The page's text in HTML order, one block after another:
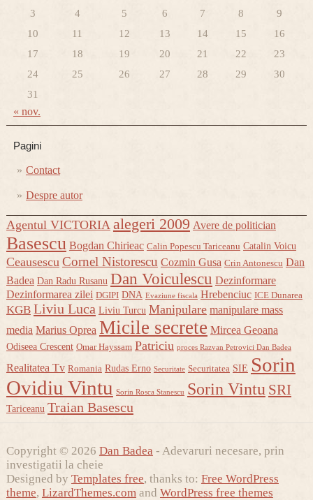
3
4 5 6 7 8
9
10
11 12 13 14 15
16
17
18 19 20 21 22
23
24
25 26 27 28 29
30
31
« nov.
Pagini
Contact
Despre autor
Agentul VICTORIA alegeri 2009 Avere de politician
Basescu Bogdan Chirieac Calin Popescu Tariceanu Catalin Voicu
Ceausescu Cornel Nistorescu Cozmin Gusa Crin Antonescu Dan
Badea Dan Radu Rusanu Dan Voiculescu Dezinformare
Dezinformarea zilei DGIPI DNA Evaziune fiscala Hrebenciuc ICE Dunarea
KGB Liviu Luca Liviu Turcu Manipulare manipulare mass
media Marius Oprea Micile secrete Mircea Geoana
Odiseea Crescent Omar Hayssam Patriciu proces Razvan Petrovici Dan Badea
Realitatea Tv Romania Rudas Erno Securitate Securitatea SIE Sorin
Ovidiu Vintu Sorin Rosca Stanescu Sorin Vintu SRI
Tariceanu Traian Basescu
Copyright © 2026 Dan Badea - Adevaruri necesare, prin
investigatii la cheie
Designed by Templates free, thanks to: Free WordPress
theme, LizardThemes.comand WordPress free themes